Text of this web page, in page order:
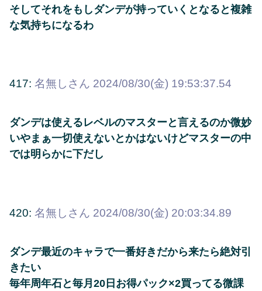
そしてそれをもしダンデが持っていくとなると複雑
な気持ちになるわ
417: 名無しさん 2024/08/30(金) 19:53:37.54
ダンデは使えるレベルのマスターと言えるのか微妙
いやまぁ一切使えないとかはないけどマスターの中
では明らかに下だし
420: 名無しさん 2024/08/30(金) 20:03:34.89
ダンデ最近のキャラで一番好きだから来たら絶対引
きたい
毎年周年石と毎月20日お得パック×2買ってる微課